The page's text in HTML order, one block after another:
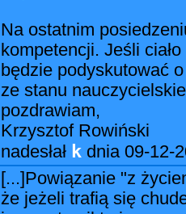
Na ostatnim
kompetencji. Jeśli
będzie podyskutować
ze stanu
pozdrawiam,
Krzysztof Rowiński
nadesłał k dnia 09-12-
[...]Powiązanie "z
że jeżeli trafią się